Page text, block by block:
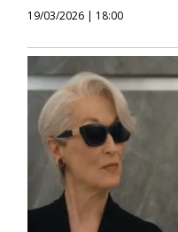
19/03/2026 | 18:00